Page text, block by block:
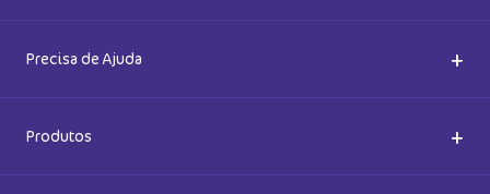
Quem somos
Meias do Bem
Precisa de Ajuda +
Dúvidas Frequentes
Produtos +